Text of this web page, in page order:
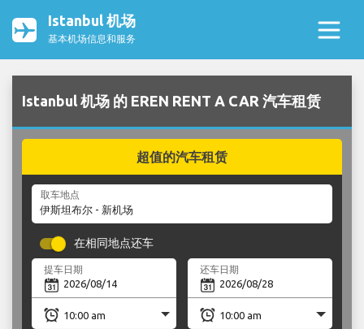
Istanbul 机场
基本机场信息和服务
Istanbul 机场 的 EREN RENT A CAR 汽车租赁
超值的汽车租赁
取车地点
在相同地点还车
提车日期 还车日期